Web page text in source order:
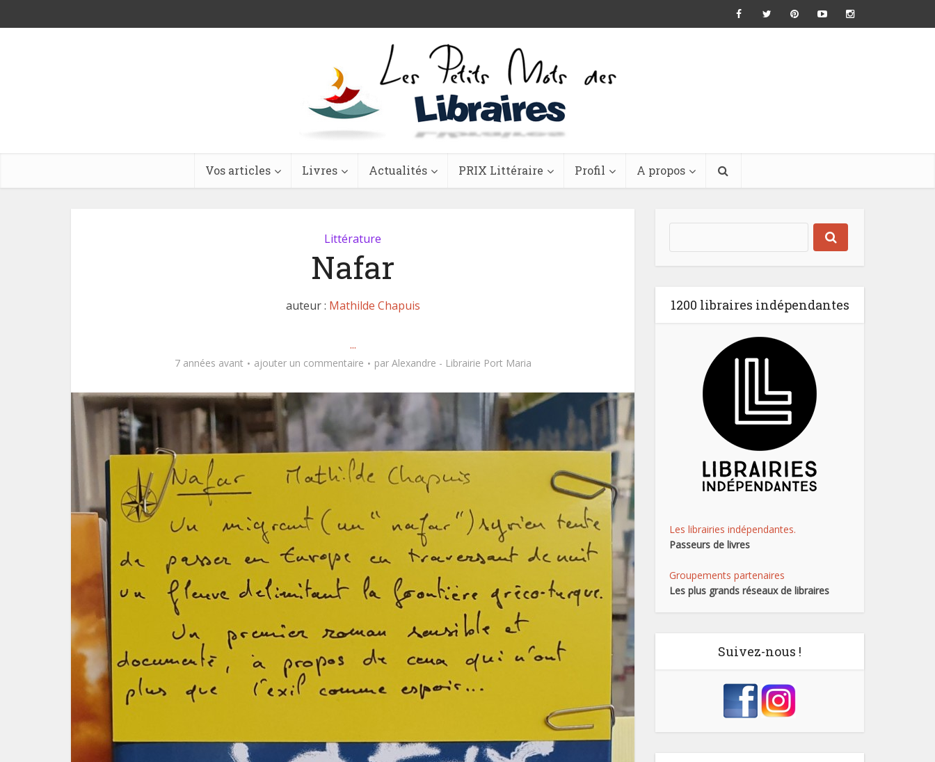
Vos articles Livres Actualités PRIX Littéraire Profil A propos
Littérature
Nafar
auteur : Mathilde Chapuis
...
7 années avant ajouter un commentaire par Alexandre - Librairie Port Maria
1200 libraires indépendantes
Les librairies indépendantes.
Passeurs de livres
Groupements partenaires
Les plus grands réseaux de libraires
Suivez-nous !